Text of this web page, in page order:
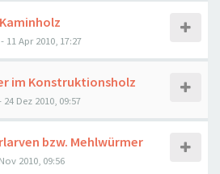
- 11 Apr 2010, 17:27
im Konstruktionsholz
24 Dez 2010, 09:57
bzw. Mehlwürmer
2010, 09:56